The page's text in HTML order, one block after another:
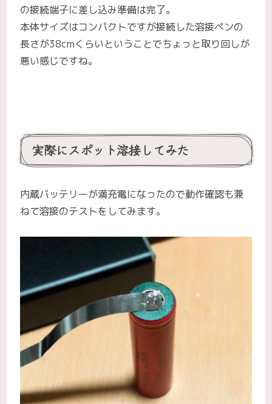
の接続端子に差し込み準備は完了。
本体サイズはコンパクトですが接続した溶接ペンの
長さが38cmくらいということでちょっと取り回しが
悪い感じですね。
実際にスポット溶接してみた
内蔵バッテリーが満充電になったので動作確認も兼
ねて溶接のテストをしてみます。